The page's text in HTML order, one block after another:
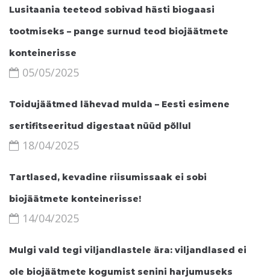
Lusitaania teeteod sobivad hästi biogaasi
tootmiseks – pange surnud teod biojäätmete
konteinerisse
05/05/2025
Toidujäätmed lähevad mulda – Eesti esimene
sertifitseeritud digestaat nüüd põllul
18/04/2025
Tartlased, kevadine riisumissaak ei sobi
biojäätmete konteinerisse!
14/04/2025
Mulgi vald tegi viljandlastele ära: viljandlased ei
ole biojäätmete kogumist senini harjumuseks